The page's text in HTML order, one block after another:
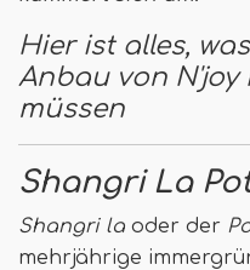
Hier ist alles,
Anbau von N'joy
müssen
Shangri La
Shangri la oder der
mehrjährige